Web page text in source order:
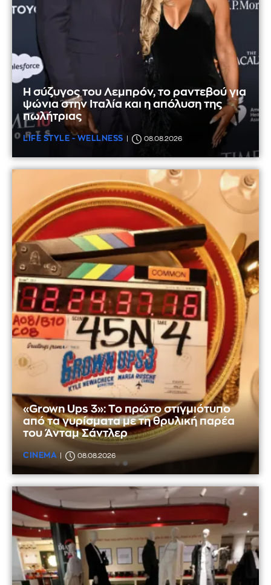
Η σύζυγος του Λεμπρόν, το ραντεβού για
ψώνια στην Ιταλία και η απόλυση της
πωλήτριας
LIFE STYLE - WELLNESS 08.08.2026
«Grown Ups 3»: Το πρώτο στιγμιότυπο
από τα γυρίσματα με τη θρυλική παρέα
του Άνταμ Σάντλερ
CINEMA 08.08.2026